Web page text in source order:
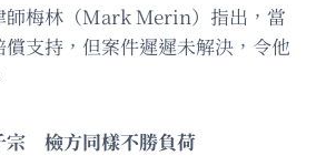
師梅林（Mark Merin）指出，當
支持，但案件遲遲未解決，令他
宗 檢方同樣不勝負荷